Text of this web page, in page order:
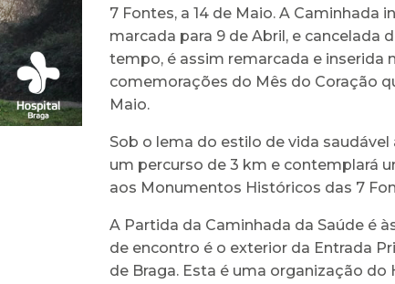
7 Fontes, a 14 de Maio. A Caminhada
marcada para 9 de Abril, e cancelada
tempo, é assim remarcada e inserida
comemorações do Mês do Coração
Maio.
Sob o lema do estilo de vida
um percurso de 3 km e contemplará
aos Monumentos Históricos das 7
A Partida da Caminhada da Saúde é
de encontro é o exterior da Entrada
de Braga. Esta é uma organização do